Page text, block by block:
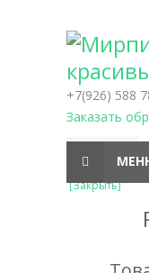
+7(926) 588
Заказать
[Закрыть]